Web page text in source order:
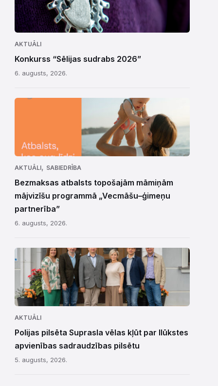
AKTUĀLI
Konkurss “Sēlijas sudrabs 2026”
6. augusts, 2026.
AKTUĀLI, SABIEDRĪBA
Bezmaksas atbalsts topošajām māmiņām
mājvizīšu programmā „Vecmāšu–ģimeņu
partnerība”
6. augusts, 2026.
AKTUĀLI
Polijas pilsēta Suprasla vēlas kļūt par Ilūkstes
apvienības sadraudzības pilsētu
5. augusts, 2026.